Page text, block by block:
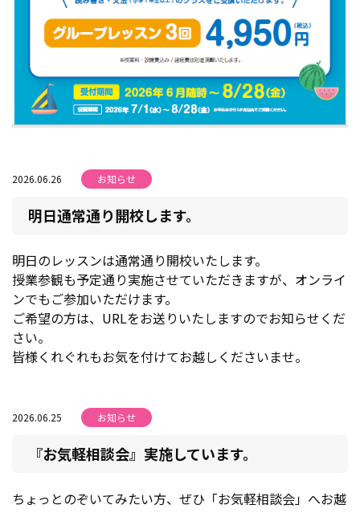
2026.06.26 お知らせ
明日通常通り開校します。
明日のレッスンは通常通り開校いたします。
授業参観も予定通り実施させていただきますが、オンライ
ンでもご参加いただけます。
ご希望の方は、URLをお送りいたしますのでお知らせくだ
さい。
皆様くれぐれもお気を付けてお越しくださいませ。
2026.06.25 お知らせ
『お気軽相談会』実施しています。
ちょっとのぞいてみたい方、ぜひ「お気軽相談会」へお越